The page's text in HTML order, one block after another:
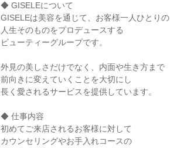
◆ GISELEについて
GISELEは美容を通じて、お客様一人ひとりの
人生そのものをプロデュースする
ビューティーグループです。
外見の美しさだけでなく、内面や生き方まで
前向きに変えていくことを大切にし
長く愛されるサービスを提供しています。
◆ 仕事内容
初めてご来店されるお客様に対して
カウンセリングやお手入れコースの